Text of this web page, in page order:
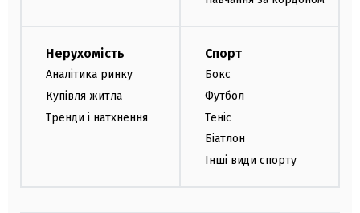
Нерухомість
Аналітика ринку
Купівля житла
Тренди і натхнення
Спорт
Бокс
Футбол
Теніс
Біатлон
Інші види спорту